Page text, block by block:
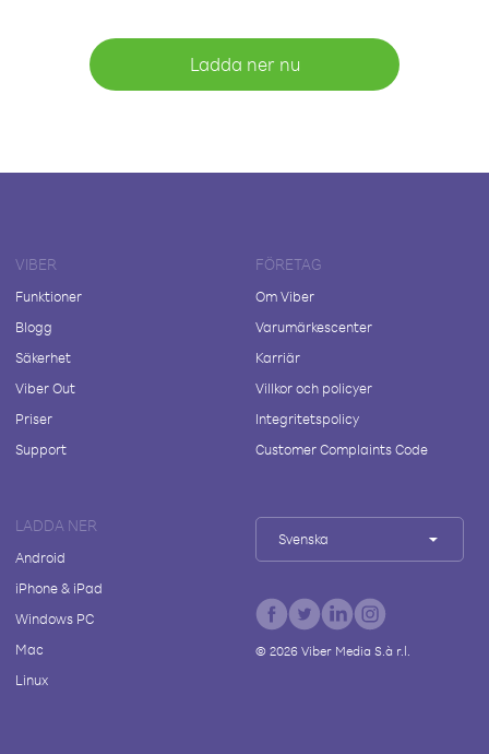
Ladda ner nu
VIBER
Funktioner
Blogg
Säkerhet
Viber Out
Priser
Support
FÖRETAG
Om Viber
Varumärkescenter
Karriär
Villkor och policyer
Integritetspolicy
Customer Complaints Code
LADDA NER
Android
iPhone & iPad
Windows PC
Mac
Linux
Svenska
© 2026Viber Media S.à r.l.